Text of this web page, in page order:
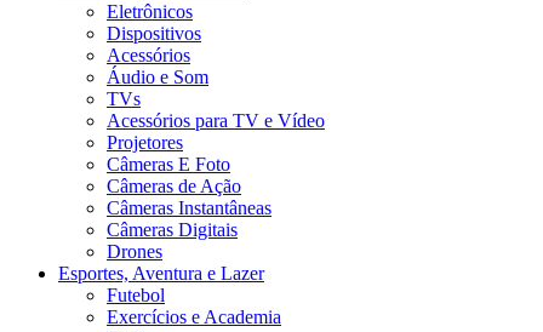
Eletrônicos
Dispositivos
Acessórios
Áudio e Som
TVs
Acessórios para TV e Vídeo
Projetores
Câmeras E Foto
Câmeras de Ação
Câmeras Instantâneas
Câmeras Digitais
Drones
Esportes, Aventura e Lazer
Futebol
Exercícios e Academia